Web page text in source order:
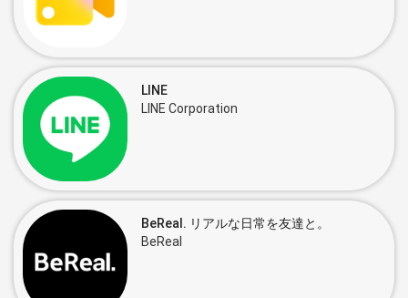
LINE
LINE Corporation
BeReal. リアルな日常を友達と。
BeReal